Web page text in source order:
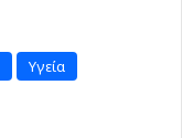
Υγεία